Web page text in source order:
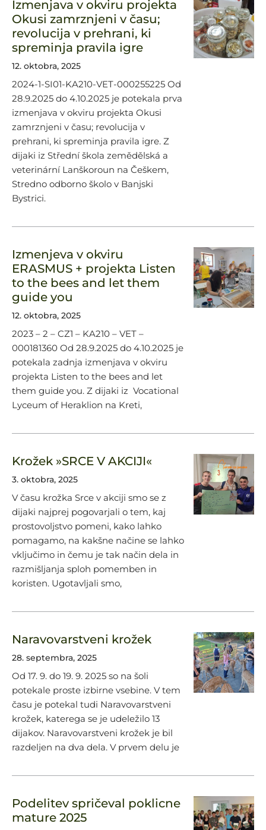
Izmenjava v okviru projekta
Okusi zamrznjeni v času;
revolucija v prehrani, ki
spreminja pravila igre
12. oktobra, 2025
2024-1-SI01-KA210-VET-000255225 Od
28.9.2025 do 4.10.2025 je potekala prva
izmenjava v okviru projekta Okusi
zamrznjeni v času; revolucija v
prehrani, ki spreminja pravila igre. Z
dijaki iz Střední škola zemědělská a
veterinární Lanškoroun na Češkem,
Stredno odborno školo v Banjski
Bystrici.
Izmenjeva v okviru
ERASMUS + projekta Listen
to the bees and let them
guide you
12. oktobra, 2025
2023 – 2 – CZ1 – KA210 – VET –
000181360 Od 28.9.2025 do 4.10.2025 je
potekala zadnja izmenjava v okviru
projekta Listen to the bees and let
them guide you. Z dijaki iz Vocational
Lyceum of Heraklion na Kreti,
Krožek »SRCE V AKCIJI«
3. oktobra, 2025
V času krožka Srce v akciji smo se z
dijaki najprej pogovarjali o tem, kaj
prostovoljstvo pomeni, kako lahko
pomagamo, na kakšne načine se lahko
vključimo in čemu je tak način dela in
razmišljanja sploh pomemben in
koristen. Ugotavljali smo,
Naravovarstveni krožek
28. septembra, 2025
Od 17. 9. do 19. 9. 2025 so na šoli
potekale proste izbirne vsebine. V tem
času je potekal tudi Naravovarstveni
krožek, katerega se je udeležilo 13
dijakov. Naravovarstveni krožek je bil
razdeljen na dva dela. V prvem delu je
Podelitev spričeval poklicne
mature 2025